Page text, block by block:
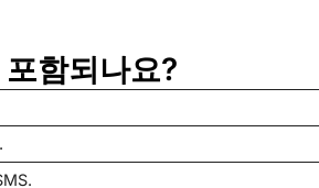
함되나요?